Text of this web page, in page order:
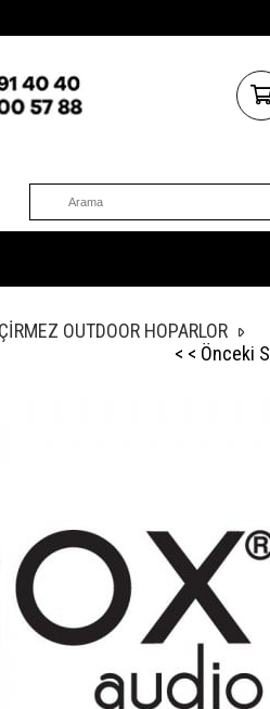
OUTDOOR HOPARLOR
< < Önceki